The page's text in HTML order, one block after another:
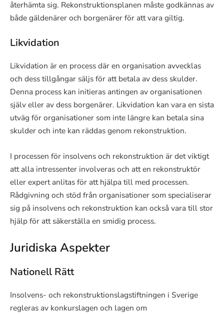
återhämta sig. Rekonstruktionsplanen måste godkännas av
både gäldenärer och borgenärer för att vara giltig.
Likvidation
Likvidation är en process där en organisation avvecklas
och dess tillgångar säljs för att betala av dess skulder.
Denna process kan initieras antingen av organisationen
själv eller av dess borgenärer. Likvidation kan vara en sista
utväg för organisationer som inte längre kan betala sina
skulder och inte kan räddas genom rekonstruktion.
I processen för insolvens och rekonstruktion är det viktigt
att alla intressenter involveras och att en rekonstruktör
eller expert anlitas för att hjälpa till med processen.
Rådgivning och stöd från organisationer som specialiserar
sig på insolvens och rekonstruktion kan också vara till stor
hjälp för att säkerställa en smidig process.
Juridiska Aspekter
Nationell Rätt
Insolvens- och rekonstruktionslagstiftningen i Sverige
regleras av konkurslagen och lagen om